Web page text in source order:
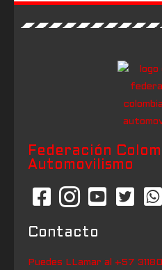
Federación
Automovilismo
Contacto
Puedes LLamar al +57